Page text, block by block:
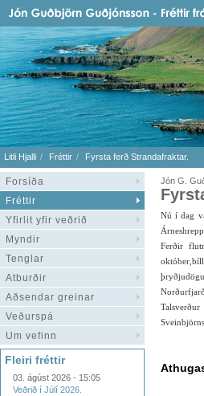
Litli Hjalli Fréttir Fyrsta ferð Strandafraktar.
Forsíða
Fréttir
Yfirlit yfir veðrið
Myndir
Tenglar
Atburðir
Aðsendar greinar
Veðurspá
Um vefinn
Fleiri fréttir
03. ágúst 2026 - 15:05
Veðrið í Júlí 2026.
Jón G.
Nú í dag
Árneshrepp.
Ferðir